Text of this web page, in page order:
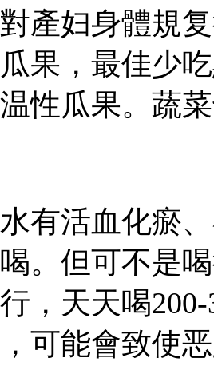
產妇身體規
果，最佳少
性瓜果。蔬
有活血化瘀
。但可不是
，天天喝
可能會致使